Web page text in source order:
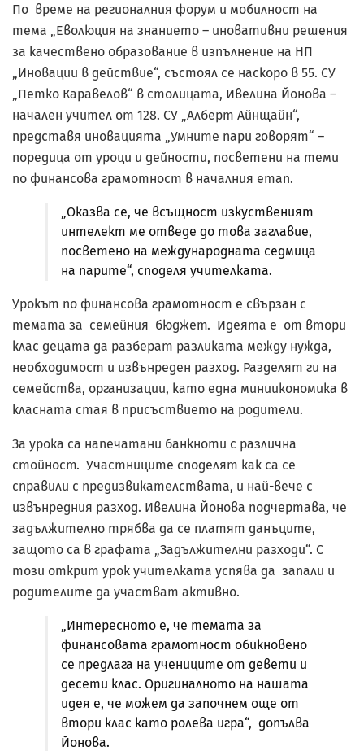
По време на регионалния форум и мобилност на
тема „Еволюция на знанието – иновативни решения
за качествено образование в изпълнение на НП
„Иновации в действие“, състоял се наскоро в 55. СУ
„Петко Каравелов“ в столицата, Ивелина Йонова –
начален учител от 128. СУ „Алберт Айнщайн“,
представя иновацията „Умните пари говорят“ –
поредица от уроци и дейности, посветени на теми
по финансова грамотност в началния етап.
„Оказва се, че всъщност изкуственият
интелект ме отведе до това заглавие,
посветено на международната седмица
на парите“, споделя учителката.
Урокът по финансова грамотност е свързан с
темата за семейния бюджет. Идеята е от втори
клас децата да разберат разликата между нужда,
необходимост и извънреден разход. Разделят ги на
семейства, организации, като една миниикономика в
класната стая в присъствието на родители.
За урока са напечатани банкноти с различна
стойност. Участниците споделят как са се
справили с предизвикателствата, и най-вече с
извънредния разход. Ивелина Йонова подчертава, че
задължително трябва да се платят данъците,
защото са в графата „Задължителни разходи“. С
този открит урок учителката успява да запали и
родителите да участват активно.
„Интересното е, че темата за
финансовата грамотност обикновено
се предлага на учениците от девети и
десети клас. Оригиналното на нашата
идея е, че можем да започнем още от
втори клас като ролева игра“, допълва
Йонова.